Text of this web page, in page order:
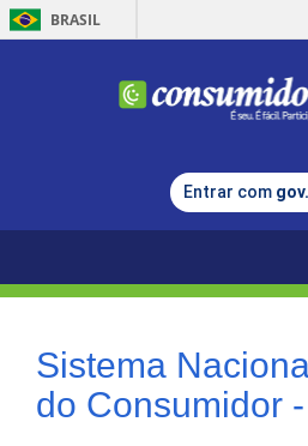
BRASIL
Entrar com
Sistema
do Consumidor